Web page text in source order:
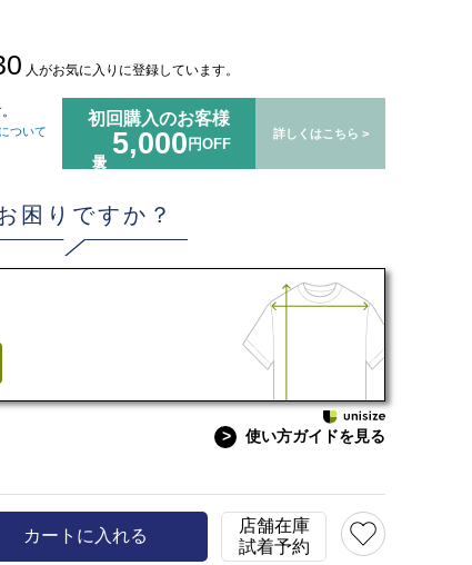
人がお気に入りに登録しています。
ついて
初回購入のお客様
5,000円OFF
詳しくはこちら >
困りですか？
> 使い方ガイドを見る
カートに入れる
店舗在庫
試着予約